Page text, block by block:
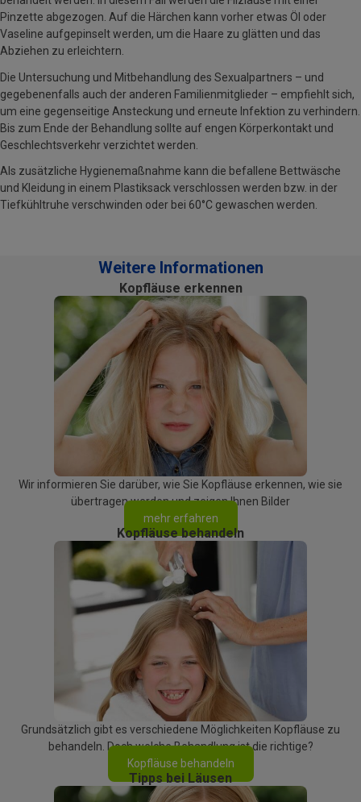
Pinzette abgezogen. Auf die Härchen kann vorher etwas Öl oder
Vaseline aufgepinselt werden, um die Haare zu glätten und das
Abziehen zu erleichtern.
Die Untersuchung und Mitbehandlung des Sexualpartners – und
gegebenenfalls auch der anderen Familienmitglieder – empfiehlt sich,
um eine gegenseitige Ansteckung und erneute Infektion zu verhindern.
Bis zum Ende der Behandlung sollte auf engen Körperkontakt und
Geschlechtsverkehr verzichtet werden.
Als zusätzliche Hygienemaßnahme kann die befallene Bettwäsche
und Kleidung in einem Plastiksack verschlossen werden bzw. in der
Tiefkühltruhe verschwinden oder bei 60°C gewaschen werden.
Weitere Informationen
Kopfläuse erkennen
Wir informieren Sie darüber, wie Sie Kopfläuse erkennen, wie sie
übertragen werden und zeigen Ihnen Bilder
mehr erfahren
Kopfläuse behandeln
Grundsätzlich gibt es verschiedene Möglichkeiten Kopfläuse zu
behandeln. Doch welche Behandlung ist die richtige?
Kopfläuse behandeln
Tipps bei Läusen